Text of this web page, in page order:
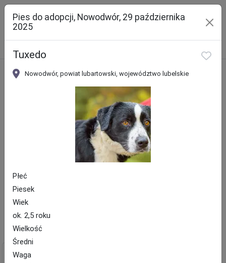
Pies do adopcji, Nowodwór, 29 października
2025
Tuxedo
Nowodwór, powiat lubartowski, województwo lubelskie
Płeć
Piesek
Wiek
ok. 2,5 roku
Wielkość
Średni
Waga
Ogłoszenia
Ładowanie mapy...